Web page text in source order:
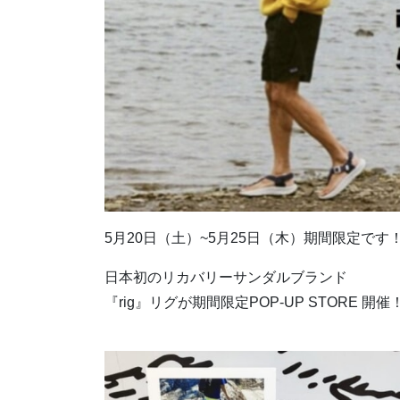
5月20日（土）~5月25日（木）期間限定です
日本初のリカバリーサンダルブランド
『rig』リグが期間限定POP-UP STORE 開催